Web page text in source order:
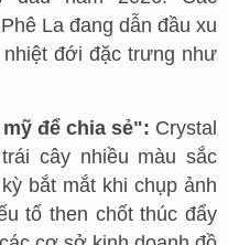
La đang dẫn đầu xu
đới đặc trưng như
để chia sẻ": Crystal
cây nhiều màu sắc
bắt mắt khi chụp ảnh
tố then chốt thúc đẩy